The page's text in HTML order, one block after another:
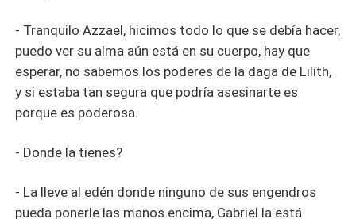
- Tranquilo Azzael, hicimos todo lo que se debía hacer,
puedo ver su alma aún está en su cuerpo, hay que
esperar, no sabemos los poderes de la daga de Lilith,
y si estaba tan segura que podría asesinarte es
porque es poderosa.
- Donde la tienes?
- La lleve al edén donde ninguno de sus engendros
pueda ponerle las manos encima, Gabriel la está